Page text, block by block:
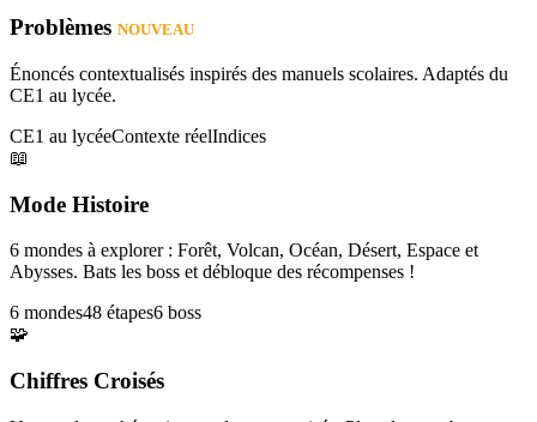
Problèmes NOUVEAU
Énoncés contextualisés inspirés des manuels scolaires. Adaptés du
CE1 au lycée.
CE1 au lycéeContexte réelIndices
📖
Mode Histoire
6 mondes à explorer : Forêt, Volcan, Océan, Désert, Espace et
Abysses. Bats les boss et débloque des récompenses !
6 mondes48 étapes6 boss
🧩
Chiffres Croisés